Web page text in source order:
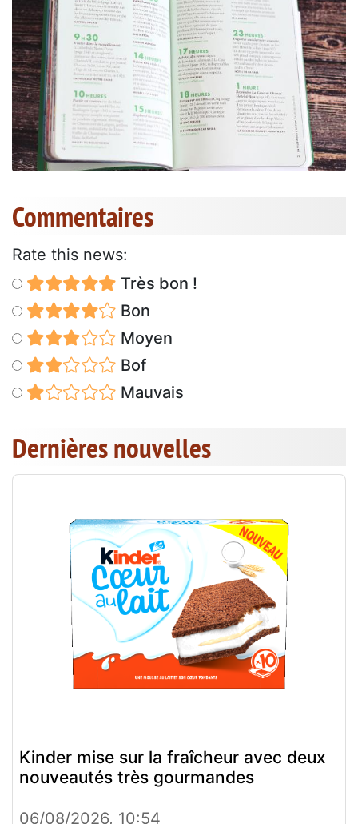
Commentaires
Rate this news:
Très bon !
Bon
Moyen
Bof
Mauvais
Dernières nouvelles
Kinder mise sur la fraîcheur avec deux
nouveautés très gourmandes
06/08/2026, 10:54